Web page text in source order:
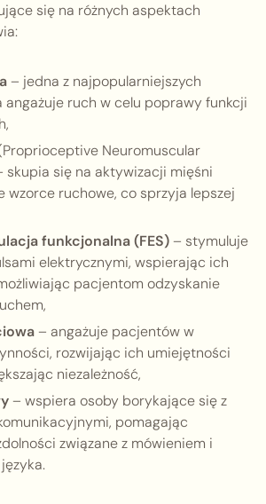
się na różnych aspektach
– jedna z najpopularniejszych
angażuje ruch w celu poprawy funkcji
Neuromuscular
skupia się na aktywizacji mięśni
wzorce ruchowe, co sprzyja lepszej
funkcjonalna (FES)– stymuluje
elektrycznymi, wspierając ich
pacjentom odzyskanie
– angażuje pacjentów w
rozwijając ich umiejętności
niezależność,
– wspiera osoby borykające się z
pomagając
związane z mówieniem i